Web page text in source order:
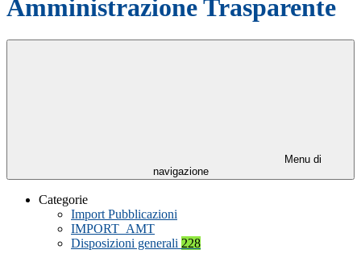
Amministrazione Trasparente
Menu di
navigazione
Categorie
Import Pubblicazioni
IMPORT_AMT
Disposizioni generali 228